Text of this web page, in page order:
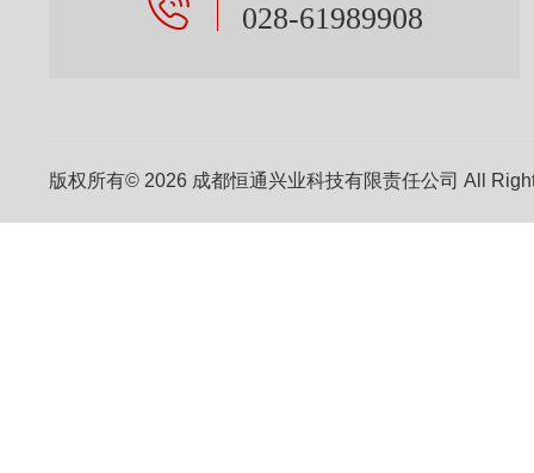
028-61989908
版权所有© 2026 成都恒通兴业科技有限责任公司 All